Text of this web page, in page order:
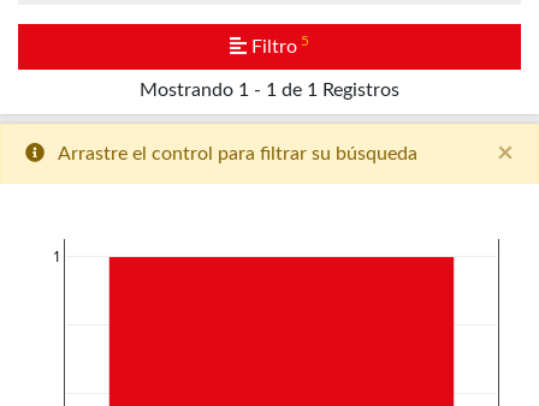
Mostrando 1 - 1 de 1 Registros
Filtro 5
×
Arrastre el control para filtrar su búsqueda
1